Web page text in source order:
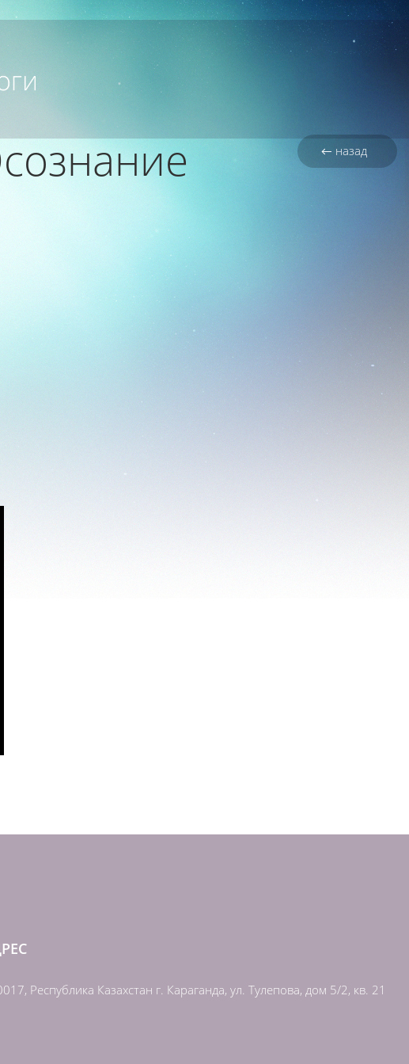
← назад
Республика Казахстан г. Караганда, ул. Тулепова, дом 5/2, кв. 21